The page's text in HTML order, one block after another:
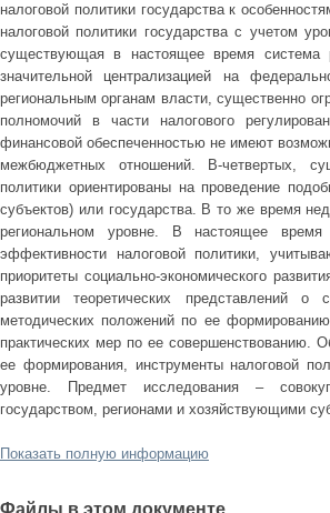
налоговой политики государства к
налоговой политики государства с учетом
существующая в настоящее время система
значительной централизацией на
региональным органам власти, существенно
полномочий в части налогового
финансовой обеспеченностью не имеют
межбюджетных отношений. В-четвертых,
политики ориентированы на проведение
субъектов) или государства. В то же время
региональном уровне. В настоящее время
эффективности налоговой политики,
приоритеты социально-экономического
развитии теоретических представлений о
методических положений по ее
практических мер по ее совершенствованию.
ее формирования, инструменты налоговой
уровне. Предмет исследования –
государством, регионами и хозяйствующими
Показать полную информацию
Файлы в этом документе